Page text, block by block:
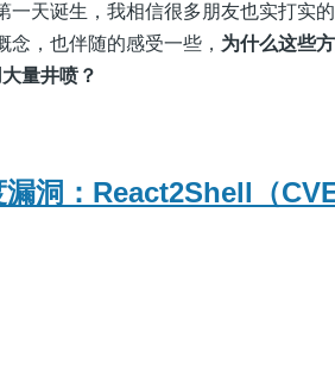
一天诞生，我相信很多朋友也实打实
，也伴随的感受一些， 为什么这些
量井喷？
洞：React2Shell（